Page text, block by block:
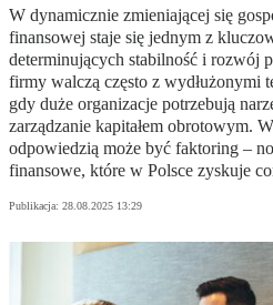
W dynamicznie zmieniającej się
finansowej staje się jednym z
determinujących stabilność i rozwój
firmy walczą często z wydłużonymi
gdy duże organizacje potrzebują
zarządzanie kapitałem obrotowym.
odpowiedzią może być faktoring –
finansowe, które w Polsce zyskuje
Publikacja: 28.08.2025 13:29